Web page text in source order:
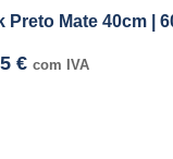
Preto Mate 40cm |
€ com IVA